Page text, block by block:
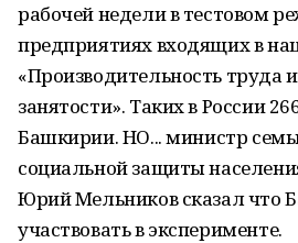
рабочей недели в тестовом
предприятиях входящих в
«Производительность труда
занятости». Таких в России
Башкирии. НО... министр
социальной защиты
Юрий Мельников сказал что
участвовать в эксперименте.